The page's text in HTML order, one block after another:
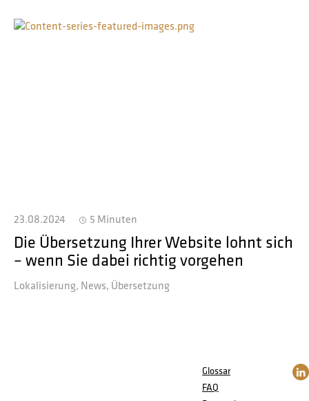
23.08.2024 5 Minuten
Die Übersetzung Ihrer Website lohnt sich
– wenn Sie dabei richtig vorgehen
Lokalisierung News Übersetzung
Glossar
FAQ